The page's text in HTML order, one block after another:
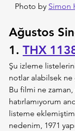
Photo by Simon
Ağustos
1. THX
Şu izleme
notlar alabilsek ne
Bu filmi ne
hatırlamıyorum
listeme
nedenim, 1971